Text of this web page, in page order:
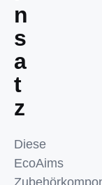
n
s
a
t
z
Diese
EcoAims